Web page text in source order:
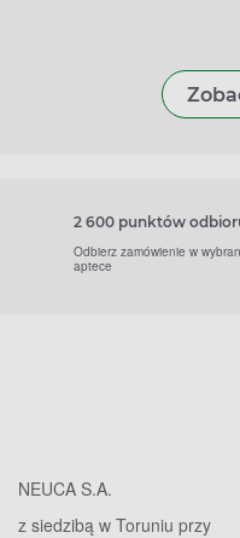
2 600 punktów
Odbierz zamówienie w
aptece
NEUCA S.A.
z siedzibą w Toruniu przy